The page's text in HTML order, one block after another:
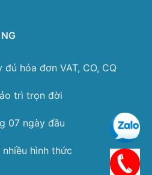
hóa đơn VAT, CO, CQ
trì trọn đời
07 ngày đầu
hình thức